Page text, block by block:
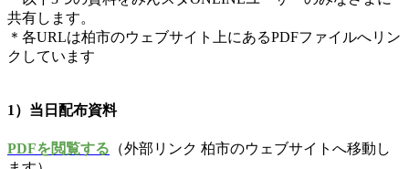
共有します。
＊各URLは柏市のウェブサイト上にあるPDFファイルへリン
クしています
1）当日配布資料
PDFを閲覧する （外部リンク 柏市のウェブサイトへ移動し